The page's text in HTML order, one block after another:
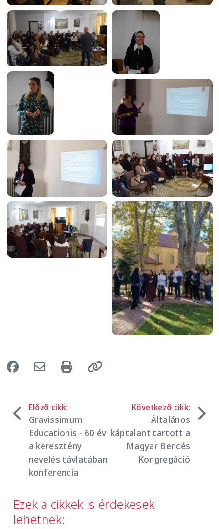
Image Image
Image
Image
Image Image
Image Image
Előző cikk:
Gravissimum
Educationis - 60 év
a keresztény
nevelés távlatában
konferencia
Következő cikk:
Általános
káptalant tartott a
Magyar Bencés
Kongregáció
Ezek a cikkek is érdekesek
lehetnek: